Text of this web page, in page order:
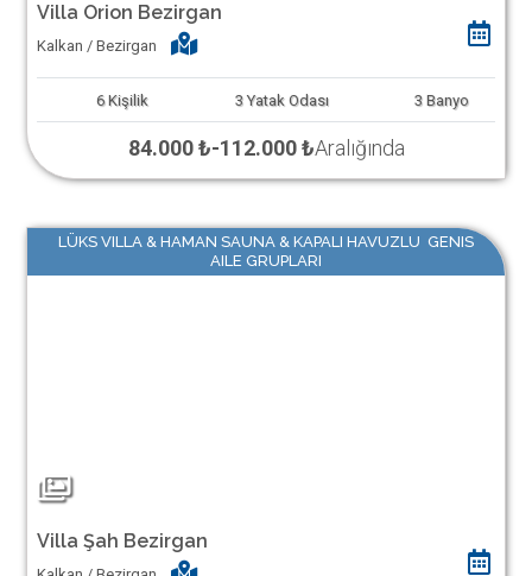
Villa Orion Bezirgan
Kalkan / Bezirgan
6 Kişilik 3 Yatak Odası 3 Banyo
84.000 ₺-112.000 ₺Aralığında
LÜKS VILLA & HAMAN SAUNA & KAPALI HAVUZLU GENIS
AILE GRUPLARI
Villa Şah Bezirgan